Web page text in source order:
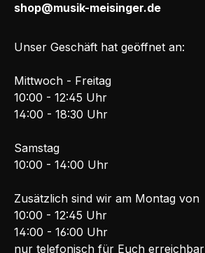
shop@musik-meisinger.de
Unser Geschäft hat geöffnet an:
Mittwoch - Freitag
10:00 - 12:45 Uhr
14:00 - 18:30 Uhr
Samstag
10:00 - 14:00 Uhr
Zusätzlich sind wir am Montag von
10:00 - 12:45 Uhr
14:00 - 16:00 Uhr
nur telefonisch für Euch erreichbar